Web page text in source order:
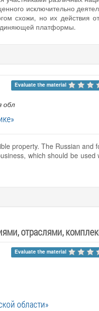
исключительно
схожи, но их действия
платформы.
Evaluate the material
обл
property. The Russian and
which should be used
отраслями,
Evaluate the material
области»